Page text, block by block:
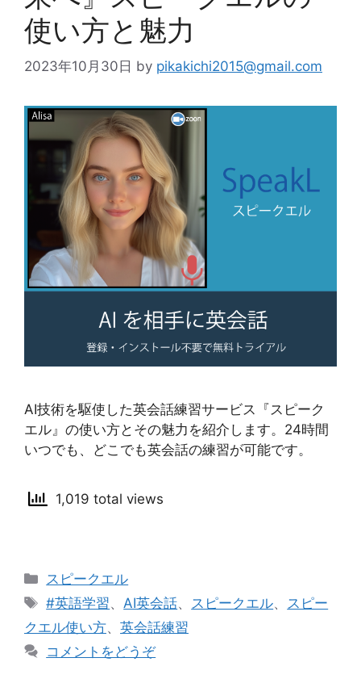
使い方と魅力
2023年10月30日 by pikakichi2015@gmail.com
AI技術を駆使した英会話練習サービス『スピーク
エル』の使い方とその魅力を紹介します。24時間
いつでも、どこでも英会話の練習が可能です。
1,019 total views
カ
テ
ゴ
リ
ー
スピークエル
タ
グ
#英語学習、 AI英会話、 スピークエル、
スピー
クエル使い方、 英会話練習
コメントをどうぞ